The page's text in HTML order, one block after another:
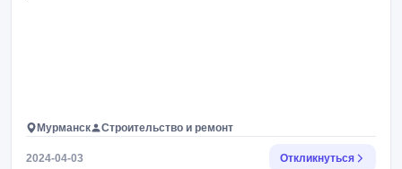
Мурманск Строительство и ремонт
2024-04-03 Откликнуться